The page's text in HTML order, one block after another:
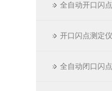
全自动开口闪
开口闪点测定仪
全自动闭口闪